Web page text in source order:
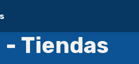
Tiendas